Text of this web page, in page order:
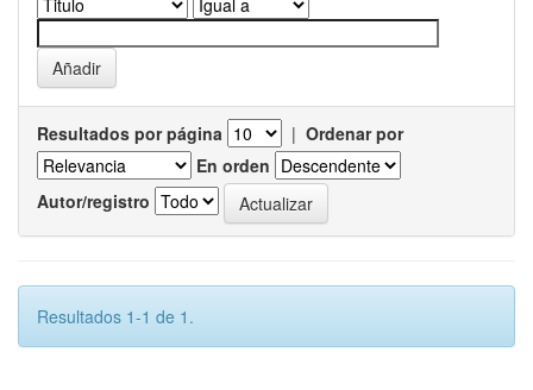
Resultados por página | Ordenar por
En orden
Autor/registro
Resultados 1-1 de 1.